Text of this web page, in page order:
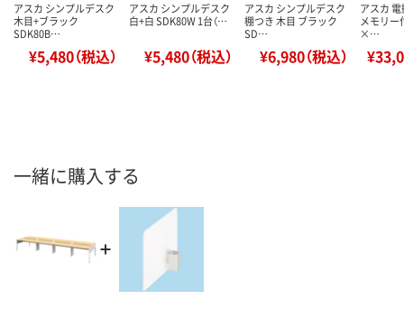
アスカ シンプルデスク
木目+ブラック
SDK80B…
¥5,480（税込）
アスカ シンプルデスク
白+白 SDK80W 1台（…
¥5,480（税込）
アスカ シンプルデスク
棚つき 木目 ブラック
SD…
¥6,980（税込）
アスカ
メモリー
×…
一緒に購入する